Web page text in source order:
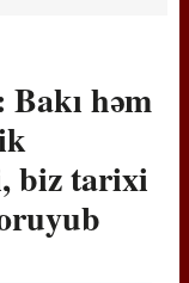
həm
biz tarixi